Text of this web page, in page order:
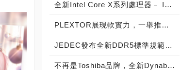
全新Intel Core X系列處理器－ Intel Core i9 極致版處理器 重裝上陣
PLEXTOR展現軟實力，一舉推出三大獨家軟體
JEDEC發布全新DDR5標準規範，從DDR5-4800起跳! 將加速導入下世代高效能電腦系統
不再是Toshiba品牌，全新Dynabook 2019 新品發布，透過運算與服務改變世界